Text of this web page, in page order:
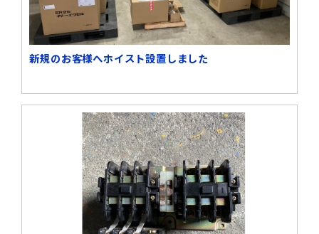
新規のお客様へホイスト設置しました